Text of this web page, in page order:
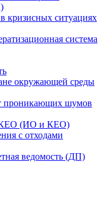
кризисных ситуациях
система
окружающей среды
проникающих шумов
КЕО (ИО и КЕО)
с отходами
ведомость (ДП)